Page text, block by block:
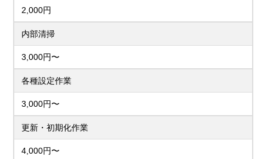
2,000円
内部清掃
3,000円〜
各種設定作業
3,000円〜
更新・初期化作業
4,000円〜